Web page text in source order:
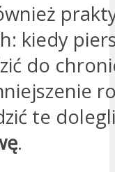
kiedy
do
te
.